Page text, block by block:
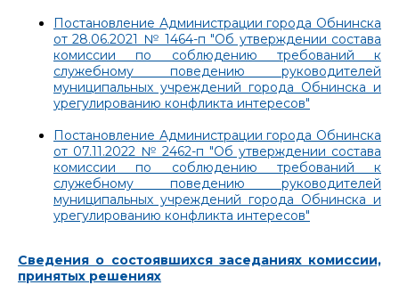
Постановление Администрации города Обнинска
от 28.06.2021 № 1464-п "Об утверждении состава
комиссии по соблюдению требований к
служебному поведению руководителей
муниципальных учреждений города Обнинска и
урегулированию конфликта интересов"
Постановление Администрации города Обнинска
от 07.11.2022 № 2462-п "Об утверждении состава
комиссии по соблюдению требований к
служебному поведению руководителей
муниципальных учреждений города Обнинска и
урегулированию конфликта интересов"
Сведения о состоявшихся заседаниях комиссии,
принятых решениях